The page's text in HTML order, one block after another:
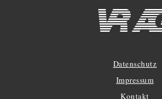
Datenschutz
Impressum
Kontakt